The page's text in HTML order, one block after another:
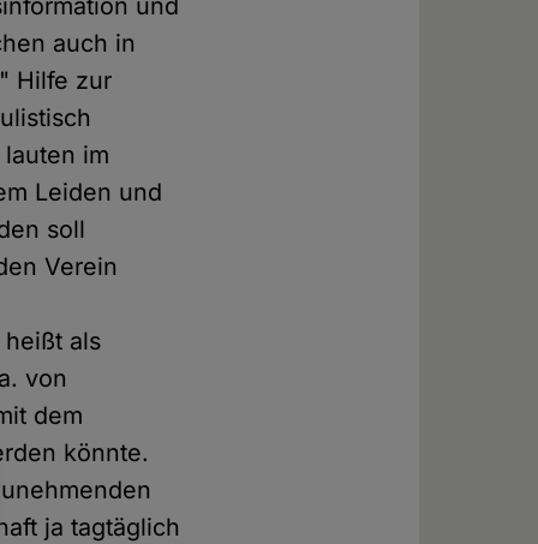
und
auch in
Hilfe zur
im
Leiden und
soll
Verein
als
von
dem
könnte.
ja tagtäglich